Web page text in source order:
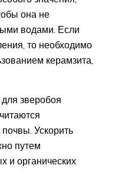
она не
водами. Если
то необходимо
керамзита,
зверобоя
Ускорить
путем
и органических